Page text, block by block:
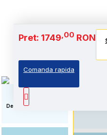
Pret: 1749,00 RON
Comanda rapida
Baterie
Descriere
Stoc Epuizat
Standard: